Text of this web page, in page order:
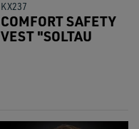
KX237
COMFORT SAFETY
VEST "SOLTAU